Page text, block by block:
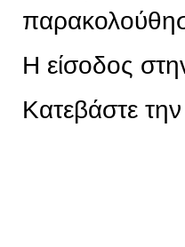
Η είσοδος
Κατεβάστε